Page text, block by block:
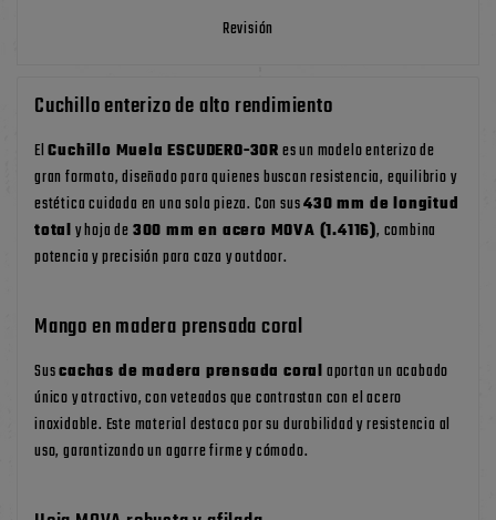
Revisión
Cuchillo enterizo de alto rendimiento
ElCuchillo Muela ESCUDERO-30Res un modelo enterizo de
gran formato, diseñado para quienes buscan resistencia, equilibrio y
estética cuidada en una sola pieza. Con sus430 mm de longitud
totaly hoja de300 mm en acero MOVA (1.4116), combina
potencia y precisión para caza y outdoor.
Mango en madera prensada coral
Suscachas de madera prensada coralaportan un acabado
único y atractivo, con veteados que contrastan con el acero
inoxidable. Este material destaca por su durabilidad y resistencia al
uso, garantizando un agarre firme y cómodo.